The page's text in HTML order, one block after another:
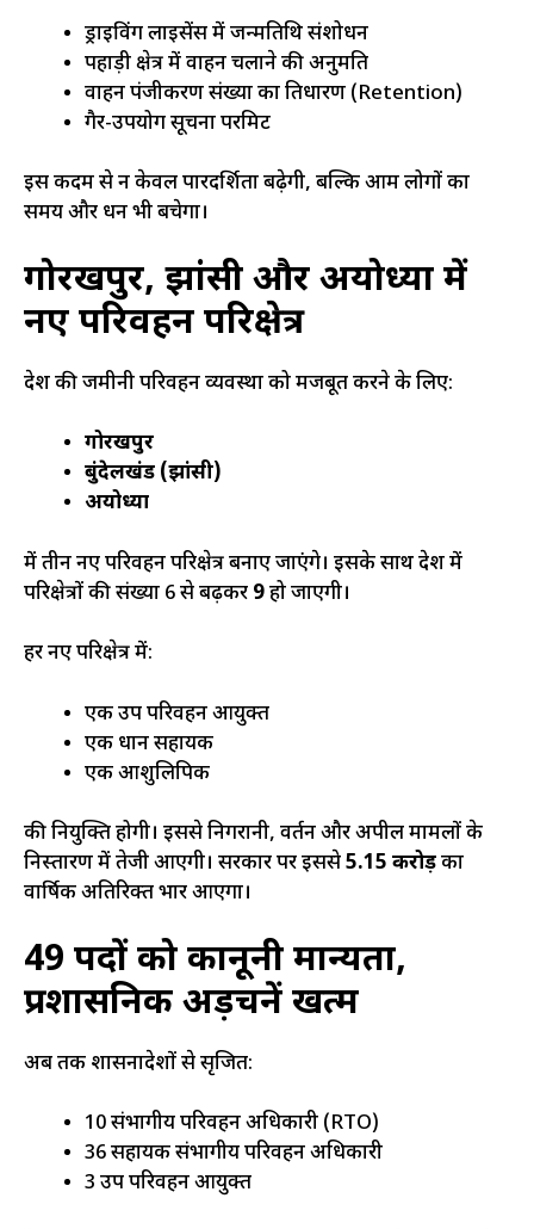
ड्राइविंग लाइसेंस में जन्मतिथि संशोधन
पहाड़ी क्षेत्र में वाहन चलाने की अनुमति
वाहन पंजीकरण संख्या का प्रतिधारण (Retention)
गैर-उपयोग सूचना परमिट
इस कदम से न केवल पारदर्शिता बढ़ेगी, बल्कि आम लोगों का
समय और धन भी बचेगा।
गोरखपुर, झांसी और अयोध्या में
नए परिवहन परिक्षेत्र
प्रदेश की जमीनी परिवहन व्यवस्था को मजबूत करने के लिए:
गोरखपुर
बुंदेलखंड (झांसी)
अयोध्या
में तीन नए परिवहन परिक्षेत्र बनाए जाएंगे। इसके साथ प्रदेश में
परिक्षेत्रों की संख्या 6 से बढ़कर 9हो जाएगी।
हर नए परिक्षेत्र में:
एक उप परिवहन आयुक्त
एक प्रधान सहायक
एक आशुलिपिक
की नियुक्ति होगी। इससे निगरानी, प्रवर्तन और अपील मामलों के
निस्तारण में तेजी आएगी। सरकार पर इससे₹5.15 करोड़का
वार्षिक अतिरिक्त भार आएगा।
49 पदों को कानूनी मान्यता,
प्रशासनिक अड़चनें खत्म
अब तक शासनादेशों से सृजित:
10 संभागीय परिवहन अधिकारी (RTO)
36 सहायक संभागीय परिवहन अधिकारी
3 उप परिवहन आयुक्त